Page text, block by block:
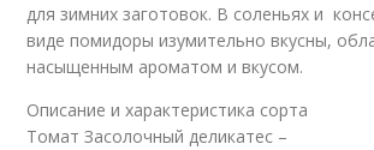
для зимних заготовок. В соленьях и
виде помидоры изумительно вкусны,
насыщенным ароматом и вкусом.
Описание и характеристика сорта
Томат Засолочный деликатес –